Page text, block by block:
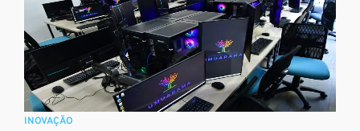
INOVAÇÃO